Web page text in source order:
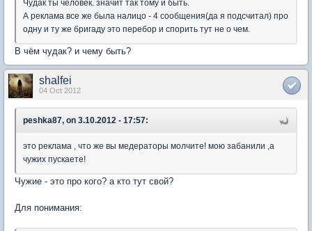
Чудак ты человек. значит так тому и быть.
А реклама все же была налицо - 4 сообщения(да я подсчитал) про
одну и ту же бригаду это перебор и спорить тут не о чем.
В чём чудак? и чему быть?
shalfei
04 Oct 2012
peshka87, on 3.10.2012 - 17:57:
это реклама , что же вы медераторы молчите! мою забанили ,а
чужих пускаете!
Чужие - это про кого? а кто тут свой?
Для понимания: